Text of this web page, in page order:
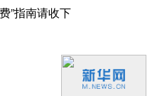
”指南请收下